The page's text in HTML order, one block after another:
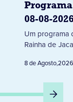
08-08-
Um programa
Rainha de
8 de Agosto,2026